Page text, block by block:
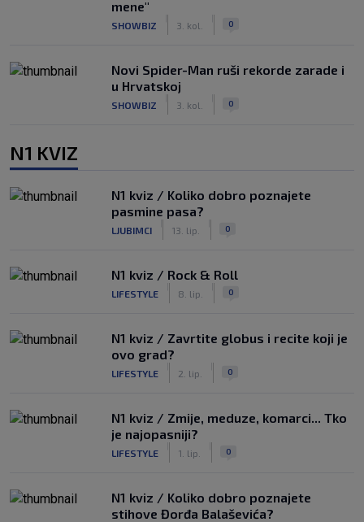
mene"
SHOWBIZ 3. kol. 0
Novi Spider-Man ruši rekorde zarade i
u Hrvatskoj
SHOWBIZ 3. kol. 0
N1 KVIZ
N1 kviz / Koliko dobro poznajete
pasmine pasa?
LJUBIMCI 13. lip. 0
N1 kviz / Rock & Roll
LIFESTYLE 8. lip. 0
N1 kviz / Zavrtite globus i recite koji je
ovo grad?
LIFESTYLE 2. lip. 0
N1 kviz / Zmije, meduze, komarci... Tko
je najopasniji?
LIFESTYLE 1. lip. 0
N1 kviz / Koliko dobro poznajete
stihove Đorđa Balaševića?